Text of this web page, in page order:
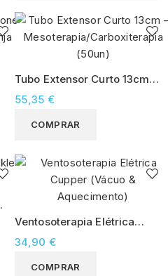
Tubo Extensor Curto 13cm –
Mesoterapia/Carboxiterapia
55,35 €
COMPRAR
Ventosoterapia Elétrica
Cupper (Vácuo &
34,90 €
COMPRAR